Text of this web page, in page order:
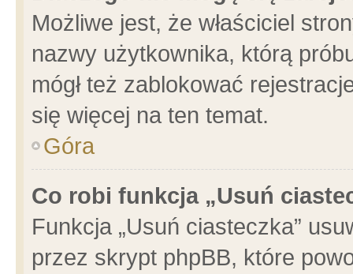
Możliwe jest, że właściciel
nazwy użytkownika, którą
mógł też zablokować
się więcej na ten temat.
Góra
Co robi funkcja „Usuń
Funkcja „Usuń ciasteczka”
przez skrypt phpBB, które